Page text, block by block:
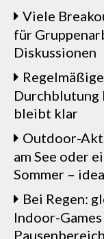
Viele
für
Diskussionen
Durchblutung
bleibt klar
Outdoor-
am See oder
Sommer –
Bei Regen:
Indoor-